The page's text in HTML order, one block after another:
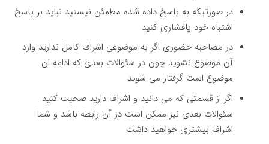
در صورتیکه به پاسخ داده شده مطمئن نیستید نباید بر پاسخ
اشتباه خود پافشاری کنید
در مصاحبه حضوری اگر به موضوعی اشراف کامل ندارید وارد
آن موضوع نشوید چون در سئوالات بعدی که ادامه ان
موضوع است گرفتار می شوید
اگر از قسمتی که می دانید و اشراف دارید صحبت کنید
سئوالات بعدی نیز ممکن است در آن رابطه باشد و شما
اشراف بیشتری خواهید داشت